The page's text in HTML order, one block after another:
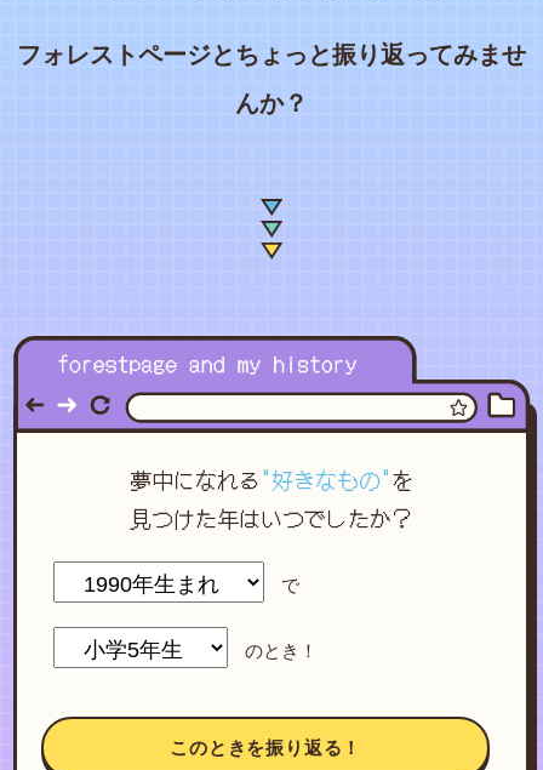
フォレストページとちょっと振り返ってみませ
んか？
夢中になれる"好きなもの"を
見つけた年はいつでしたか？
で
のとき！
このときを振り返る！